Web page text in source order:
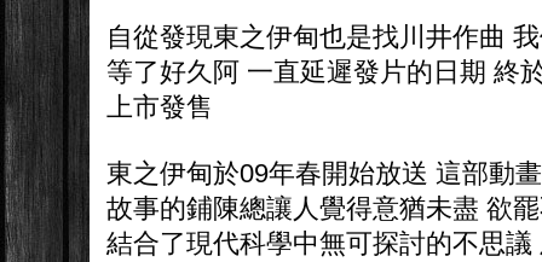
自從發現東之伊甸也是找川井作曲
等了好久阿 一直延遲發片的日期 終
上市發售
東之伊甸於09年春開始放送 這部動
故事的鋪陳總讓人覺得意猶未盡 欲
結合了現代科學中無可探討的不思